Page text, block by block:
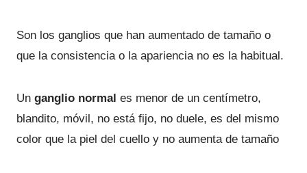
Son los ganglios que han aumentado de tamaño o
que la consistencia o la apariencia no es la habitual.
Un ganglio normal es menor de un centímetro,
blandito, móvil, no está fijo, no duele, es del mismo
color que la piel del cuello y no aumenta de tamaño